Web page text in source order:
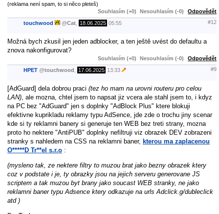
(reklama není spam, to si něco pleteš)
Souhlasím (+0)
Nesouhlasím (-0) Odpovědět
touchwood @Cat 18.06.2025 05:55 #12
Možná bych zkusil jen jeden adblocker, a ten ještě uvést do defaultu a
znova nakonfigurovat?
Souhlasím (+0) Nesouhlasím (-0) Odpovědět
HPET @touchwood 17.06.2025 13:33 #9
[AdGuard] dela dobrou praci (tez ho mam na urovni routeru pro celou
LAN) , ale mozna, chtel jsem to napsat jiz vcera ale stahl jsem to, i kdyz
na PC bez "AdGuard" jen s doplnky "AdBlock Plus" ktere blokuji
efektivne kuprikladu reklamy typu AdSence, jde zde o trochu jiny scenar
kde si ty reklamni banery si generuje ten WEB bez treti strany, mozna
proto ho nektere "AntiPUB" doplnky nefiltruji viz obrazek DEV zobrazeni
stranky s nahledem na CSS na reklamni baner, kterou ma zaplacenou
O*****D Tr**el s.r.o :
(mysleno tak, ze nektere filtry to muzou brat jako bezny obrazek ktery
coz v podstate i je, ty obrazky jsou na jejich serveru generovane JS
scriptem a tak muzou byt brany jako soucast WEB stranky, ne jako
reklamni baner typu Adsence ktery odkazuje na urls Adclick.g/dubleclick
atd )